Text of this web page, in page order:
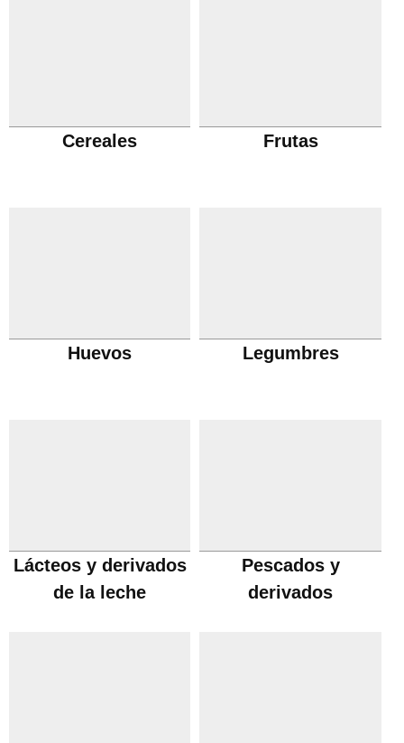
Cereales Frutas
Huevos Legumbres
Lácteos y derivados
de la leche
Pescados y
derivados